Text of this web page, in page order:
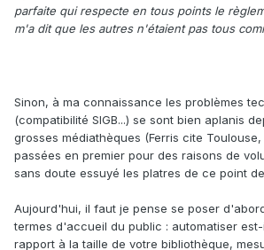
parfaite qui respecte en tous points le
m'a dit que les autres n'étaient pas tous
Sinon, à ma connaissance les problèmes
(compatibilité SIGB...) se sont bien aplanis
grosses médiathèques (Ferris cite
passées en premier pour des raisons de
sans doute essuyé les platres de ce point
Aujourd'hui, il faut je pense se poser
termes d'accueil du public : automatiser
rapport à la taille de votre bibliothèque,